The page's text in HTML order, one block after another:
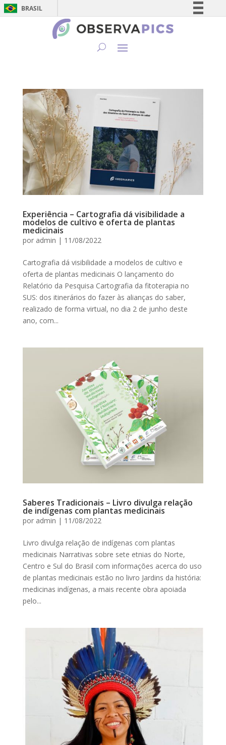
BRASIL
Simplifique!
Canais
Experiência – Cartografia dá visibilidade a
modelos de cultivo e oferta de plantas
medicinais
por admin | 11/08/2022
Cartografia dá visibilidade a modelos de cultivo e
oferta de plantas medicinais O lançamento do
Relatório da Pesquisa Cartografia da fitoterapia no
SUS: dos itinerários do fazer às alianças do saber,
realizado de forma virtual, no dia 2 de junho deste
ano, com...
Saberes Tradicionais – Livro divulga relação
de indígenas com plantas medicinais
por admin | 11/08/2022
Livro divulga relação de indígenas com plantas
medicinais Narrativas sobre sete etnias do Norte,
Centro e Sul do Brasil com informações acerca do uso
de plantas medicinais estão no livro Jardins da história:
medicinas indígenas, a mais recente obra apoiada
pelo...